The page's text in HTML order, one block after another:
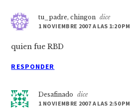
tu_padre, chingon dice
1 NOVIEMBRE 2007 A LAS 1:20 PM
quien fue RBD
RESPONDER
Desafinado
dice
1 NOVIEMBRE 2007 A LAS 2:50 PM